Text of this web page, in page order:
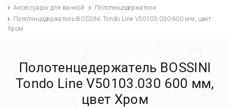
Аксессуары для ванной
Полотенцедержатели
Полотенцедержатель BOSSINI Tondo Line V50103.030 600 мм, цвет
Хром
Полотенцедержатель BOSSINI
Tondo Line V50103.030 600 мм,
цвет Хром